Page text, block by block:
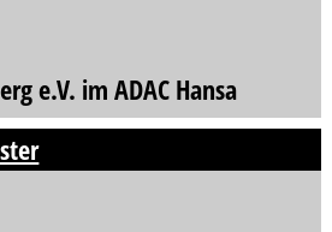
e.V. im ADAC Hansa